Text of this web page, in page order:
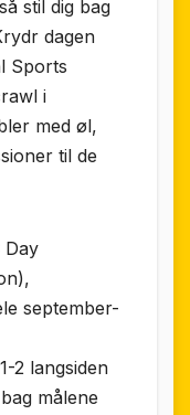
stil dig bag
dagen
Sports
i
med øl,
til de
Day
september-
2 langsiden
målene